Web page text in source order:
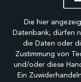
Die hier
Datenbank, dürfen
die Daten oder
Zustimmung von
und/oder diese
Ein